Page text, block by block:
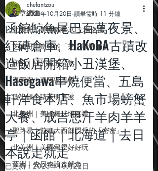
文章總匯
北美洲｜美國職棒30主場巡禮
芝加哥｜奇怪的「芝」識增加了
紐約｜紐約客五分熟
邁阿密｜邁阿密風雲
波士頓｜請茶明再波
北美洲｜美國棒球場巡禮
聖路易｜前進大西部門戶的「密密」
北美洲｜美國留學好好玩
亞洲｜去日本說走就走
函館鯨魚尾巴百萬夜景、
紅磚倉庫、HaKoBA古蹟改
造飯店開箱小丑漢堡、
Hasegawa串燒便當、五島
軒洋食本店、魚市場螃蟹
大餐、成吉思汗羊肉羊羊
亭｜函館｜北海道｜去日
本說走就走
chufantzou
2023年10月20日 讀畢需時 11 分鐘
已更新： 2023年10月22日